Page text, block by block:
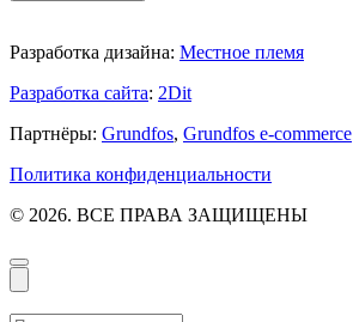
Разработка дизайна: Местное племя
Разработка сайта: 2Dit
Партнёры: Grundfos, Grundfos e-commerce
Политика конфиденциальности
© 2026. ВСЕ ПРАВА ЗАЩИЩЕНЫ